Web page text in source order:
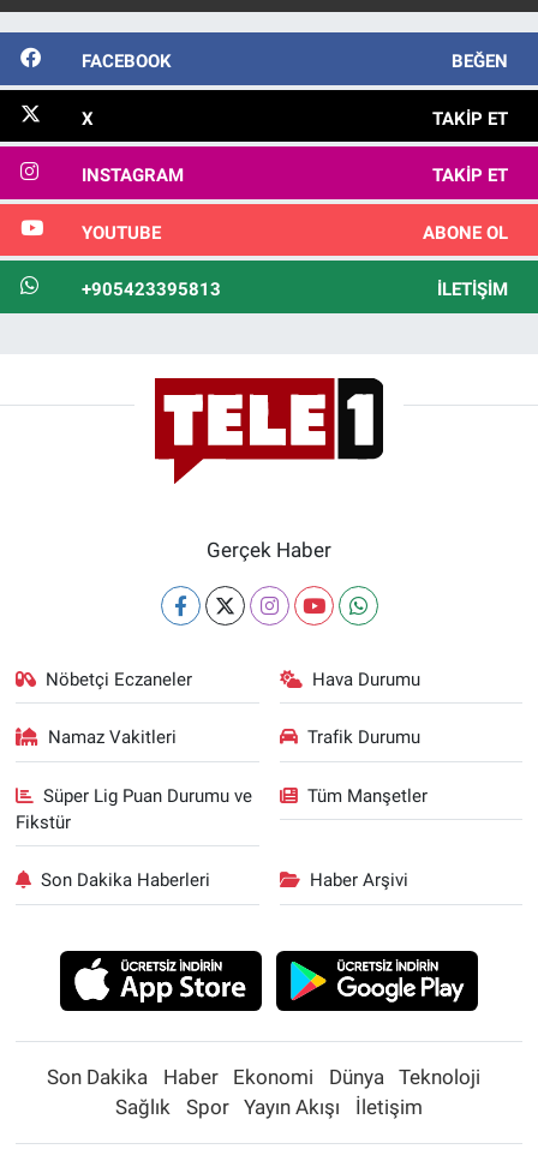
FACEBOOK BEĞEN
X TAKIP ET
INSTAGRAM TAKIP ET
YOUTUBE ABONE OL
+905423395813 İLETIŞIM
Gerçek Haber
Nöbetçi Eczaneler Hava Durumu
Namaz Vakitleri Trafik Durumu
Süper Lig Puan Durumu ve
Fikstür
Tüm Manşetler
Son Dakika Haberleri Haber Arşivi
Son Dakika Haber Ekonomi Dünya
Teknoloji
Sağlık
Spor Yayın Akışı İletişim